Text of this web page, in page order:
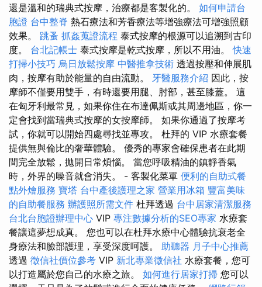
還是溫和的瑞典式按摩，治療都是客製化的。 如何申請台
胞證 台中整脊 熱石療法和芳香療法等增強療法可增強照顧
效果。 跳蚤 抓姦蒐證流程 泰式按摩的根源可以追溯到古印
度。 台北記帳士 泰式按摩是乾式按摩，所以不用油。快速
打掃小技巧 烏日放鬆按摩 中醫推拿技術 透過按壓和伸展肌
肉，按摩有助於能量的自由流動。 牙醫服務介紹 因此，按
摩師不僅要用雙手，有時還要用腿、肘部，甚至膝蓋。 這
在匈牙利最常見，如果你住在布達佩斯或其周邊地區，你一
定會找到當瑞典式按摩的女按摩師。 如果你通過了按摩考
試，你就可以開始四處尋找並專攻。 杜拜的 VIP 水療套餐
提供無與倫比的奢華體驗。 優秀的專家會確保患者在此期
間完全放鬆，拋開日常煩惱。 當您呼吸精油的鎮靜香氣
時，外界的噪音就會消失。 - 客製化菜單 便利的自助式餐
點外燴服務 寶塔 台中產後護理之家 營業用冰箱 豐富美味
的自助餐服務 辦護照所需文件 杜拜透過 台中居家清潔服務
台北台胞證辦理中心 VIP 專注數據分析的SEO專家 水療套
餐讓這夢想成真。 您也可以在杜拜水療中心體驗抗衰老全
身療法和臉部護理，享受深度呵護。 助聽器 月子中心推薦
透過 徵信社價位參考 VIP 新北專業徵信社 水療套餐，您可
以打造屬於您自己的水療之旅。 如何進行居家打掃 您可以